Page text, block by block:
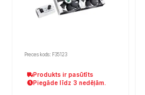
Preces kods: F35123
Produkts ir pasūtīts
Piegāde līdz 3 nedēļām.